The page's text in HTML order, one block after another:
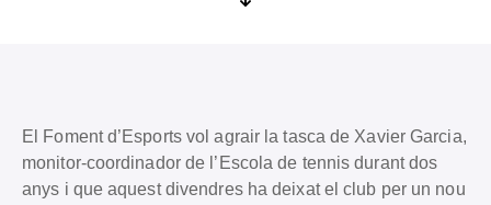
El Foment d’Esports vol agrair la tasca de Xavier Garcia,
monitor-coordinador de l’Escola de tennis durant dos
anys i que aquest divendres ha deixat el club per un nou